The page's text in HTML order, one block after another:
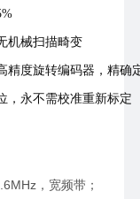
机械扫描畸变
精度旋转编码器，精确
，永不需校准重新标定
，宽频带；